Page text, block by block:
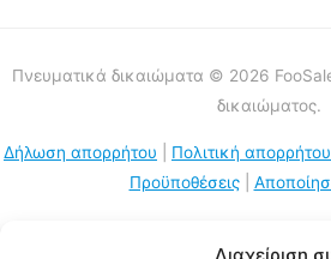
Πνευματικά δικαιώματα © 2026
δικαιώματος.
Δήλωση απορρήτου Πολιτική
Προϋποθέσεις|